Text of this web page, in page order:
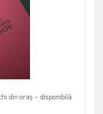
din oraș – disponibilă